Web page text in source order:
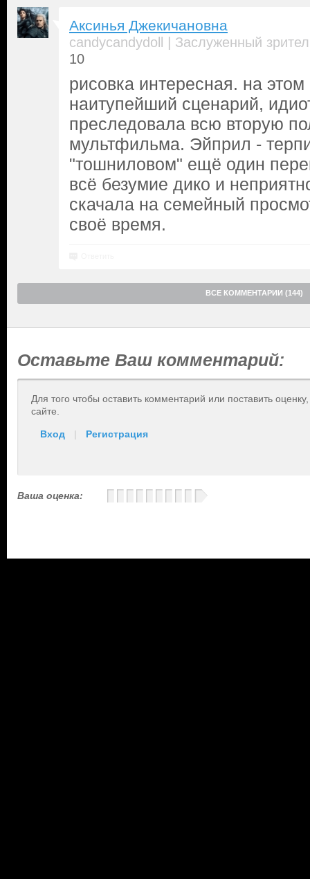
Аксинья Джекичановна
candycandydoll | Заслуженный
10
рисовка интересная. на этом
наитупейший сценарий,
преследовала всю вторую
мультфильма. Эйприл -
"тошниловом" ещё один
всё безумие дико и
скачала на семейный
своё время.
ВСЕ КОММЕНТАРИИ (144)
Оставьте Ваш комментарий:
Для того чтобы оставить комментарий или поставить
сайте.
Вход | Регистрация
Ваша оценка: